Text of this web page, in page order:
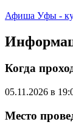
Афиша Уфы -
Когда
05.11.2026 в
Место